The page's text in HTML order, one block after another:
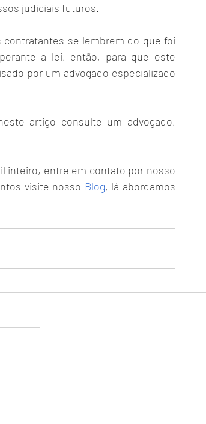
judiciais futuros.
contratantes se lembrem do que foi
a lei, então, para que este
por um advogado especializado
artigo consulte um advogado,
inteiro, entre em contato por nosso
visite nosso Blog, lá abordamos